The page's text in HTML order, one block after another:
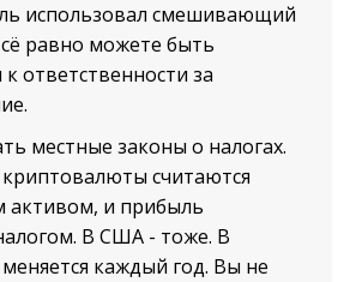
использовал смешивающий
равно можете быть
ответственности за
местные законы о налогах.
считаются
активом, и прибыль
В США - тоже. В
меняется каждый год. Вы не